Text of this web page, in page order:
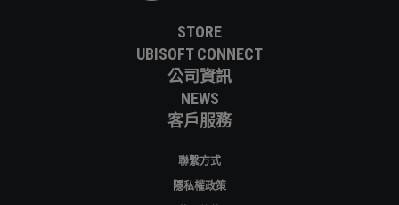
STORE
UBISOFT CONNECT
公司資訊
NEWS
客戶服務
聯繫方式
隱私權政策